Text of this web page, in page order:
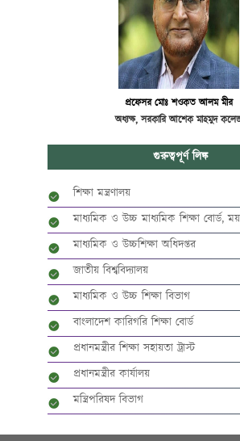
প্রফেসর মোঃ শওকত আলম মীর
অধ্যক্ষ, সরকারি আশেক মাহমুদ
গুরুত্বপূর্ণ লিঙ্ক
শিক্ষা মন্ত্রণালয়
মাধ্যমিক ও উচ্চ মাধ্যমিক শিক্ষা বোর্ড,
মাধ্যমিক ও উচ্চশিক্ষা অধিদপ্তর
জাতীয় বিশ্ববিদ্যালয়
মাধ্যমিক ও উচ্চ শিক্ষা বিভাগ
বাংলাদেশ কারিগরি শিক্ষা বোর্ড
প্রধানমন্ত্রীর শিক্ষা সহায়তা ট্রাস্ট
প্রধানমন্ত্রীর কার্যালয়
মন্ত্রিপরিষদ বিভাগ